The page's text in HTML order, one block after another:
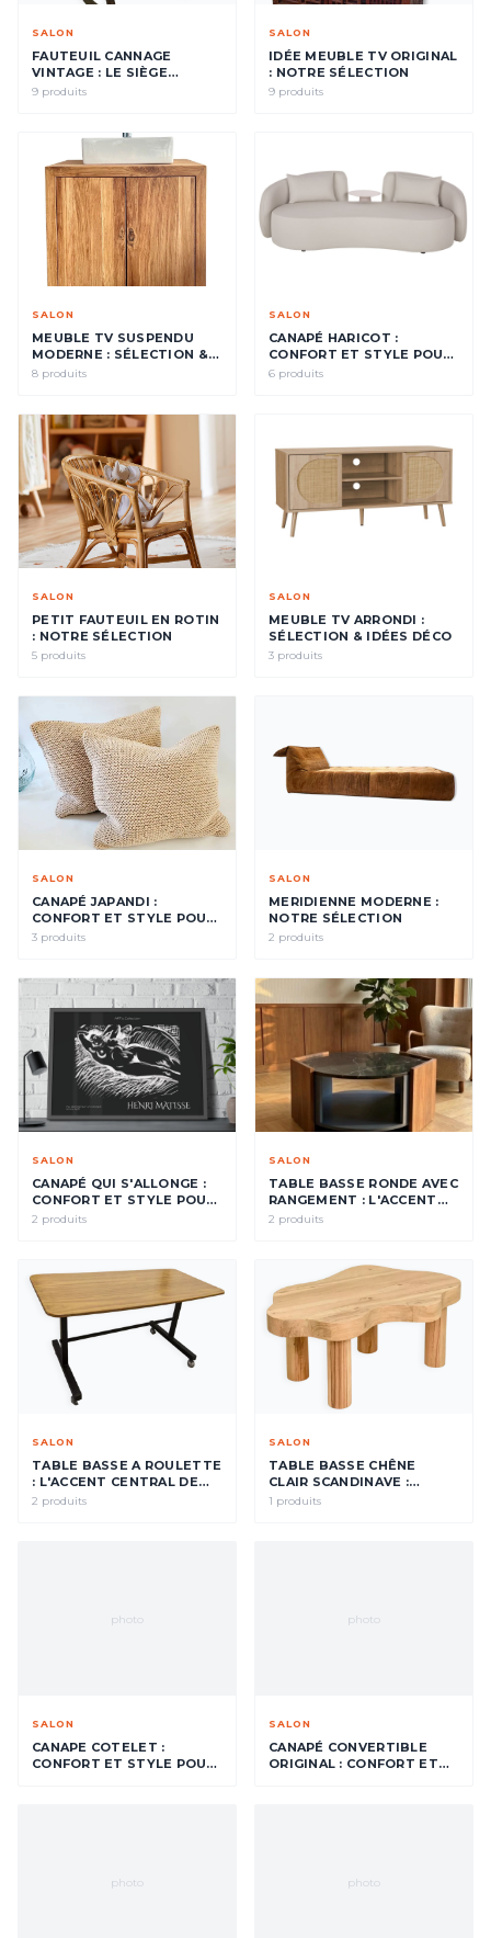
SALON
FAUTEUIL CANNAGE
VINTAGE : LE SIÈGE
SIGNATURE DE VOTRE
9 produits
SALON
IDÉE MEUBLE TV ORIGINAL
: NOTRE SÉLECTION
9 produits
SALON
MEUBLE TV SUSPENDU
MODERNE : SÉLECTION &
IDÉES DÉCO
8 produits
SALON
CANAPÉ HARICOT :
CONFORT ET STYLE POUR
VOTRE SALON
6 produits
SALON
PETIT FAUTEUIL EN ROTIN
: NOTRE SÉLECTION
5 produits
SALON
MEUBLE TV ARRONDI :
SÉLECTION & IDÉES DÉCO
3 produits
SALON
CANAPÉ JAPANDI :
CONFORT ET STYLE POUR
VOTRE SALON
3 produits
SALON
MERIDIENNE MODERNE :
NOTRE SÉLECTION
2 produits
SALON
CANAPÉ QUI S'ALLONGE :
CONFORT ET STYLE POUR
VOTRE SALON
2 produits
SALON
TABLE BASSE RONDE AVEC
RANGEMENT : L'ACCENT
CENTRAL DE VOTRE
2 produits
SALON
TABLE BASSE A ROULETTE
: L'ACCENT CENTRAL DE
VOTRE SALON
2 produits
SALON
TABLE BASSE CHÊNE
CLAIR SCANDINAVE :
L'ACCENT CENTRAL DE
1 produits
photo
SALON
CANAPE COTELET :
CONFORT ET STYLE POUR
photo
SALON
CANAPÉ CONVERTIBLE
ORIGINAL : CONFORT ET
photo photo